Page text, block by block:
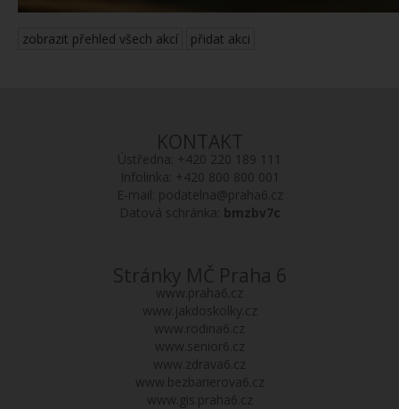
zobrazit přehled všech akcí přidat akci
KONTAKT
Ústředna: +420 220 189 111
Infolinka: +420 800 800 001
E-mail: podatelna@praha6.cz
Datová schránka: bmzbv7c
Stránky MČ Praha 6
www.praha6.cz
www.jakdoskolky.cz
www.rodina6.cz
www.senior6.cz
www.zdrava6.cz
www.bezbarierova6.cz
www.gis.praha6.cz